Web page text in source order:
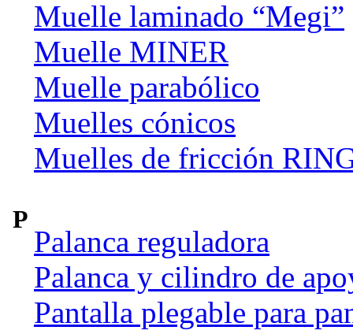
Muelle laminado “Megi”
Muelle MINER
Muelle parabólico
Muelles cónicos
Muelles de fricción
P
Palanca reguladora
Palanca y cilindro de
Pantalla plegable para